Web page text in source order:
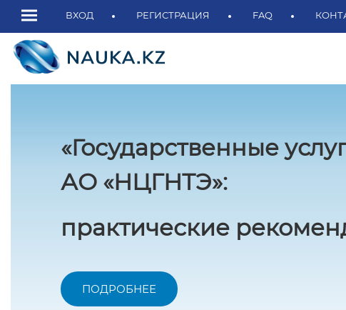
ВХОД РЕГИСТРАЦИЯ FAQ
«Государственные
АО «НЦГНТЭ»:
практические
ПОДРОБНЕЕ